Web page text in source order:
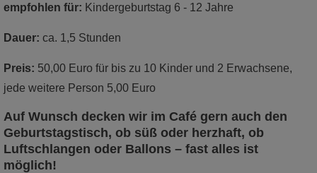
empfohlen für: Kindergeburtstag 6 - 12 Jahre
Dauer: ca. 1,5 Stunden
Preis: 50,00 Euro für bis zu 10 Kinder und 2 Erwachsene,
jede weitere Person 5,00 Euro
Auf Wunsch decken wir im Café gern auch den
Geburtstagstisch, ob süß oder herzhaft, ob
Luftschlangen oder Ballons – fast alles ist
möglich!